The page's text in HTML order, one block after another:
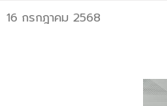
16 กรกฎาคม 2568